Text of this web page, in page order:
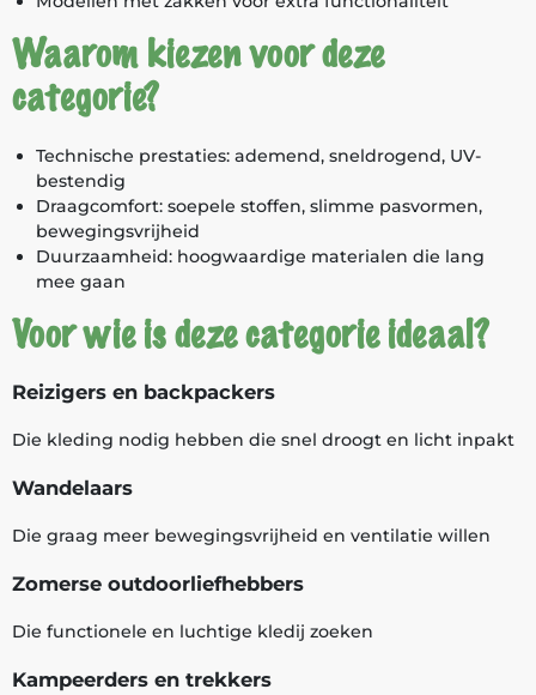
Waarom kiezen voor deze
categorie?
Technische prestaties: ademend, sneldrogend, UV-
bestendig
Draagcomfort: soepele stoffen, slimme pasvormen,
bewegingsvrijheid
Duurzaamheid: hoogwaardige materialen die lang
mee gaan
Voor wie is deze categorie ideaal?
Reizigers en backpackers
Die kleding nodig hebben die snel droogt en licht inpakt
Wandelaars
Die graag meer bewegingsvrijheid en ventilatie willen
Zomerse outdoorliefhebbers
Die functionele en luchtige kledij zoeken
Kampeerders en trekkers